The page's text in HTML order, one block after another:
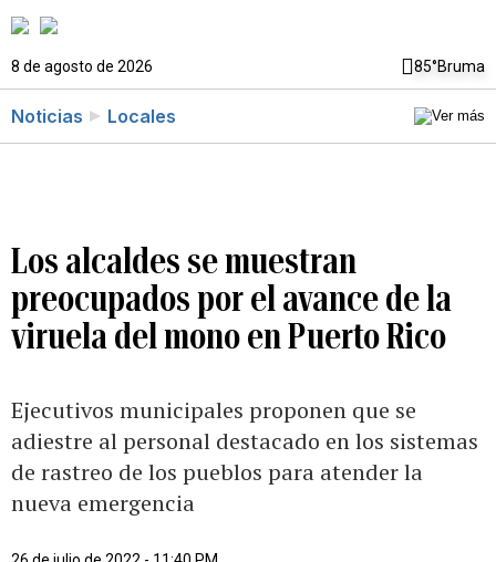
8 de agosto de 2026 85°Bruma
Noticias Locales
Los alcaldes se muestran
preocupados por el avance de la
viruela del mono en Puerto Rico
Ejecutivos municipales proponen que se
adiestre al personal destacado en los sistemas
de rastreo de los pueblos para atender la
nueva emergencia